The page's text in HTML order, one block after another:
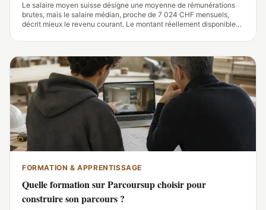
Le salaire moyen suisse désigne une moyenne de rémunérations
brutes, mais le salaire médian, proche de 7 024 CHF mensuels,
décrit mieux le revenu courant. Le montant réellement disponible
cotisations et le coût du
FORMATION & APPRENTISSAGE
Quelle formation sur Parcoursup choisir pour
construire son parcours ?